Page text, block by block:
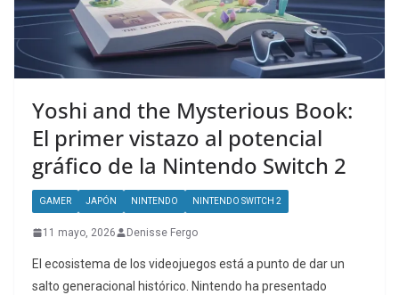
Yoshi and the Mysterious Book:
El primer vistazo al potencial
gráfico de la Nintendo Switch 2
GAMER JAPÓN NINTENDO NINTENDO SWITCH 2
11 mayo, 2026 Denisse Fergo
El ecosistema de los videojuegos está a punto de dar un
salto generacional histórico. Nintendo ha presentado